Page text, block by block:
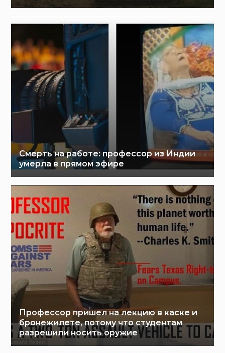
Смерть на работе: профессор из Индии
умерла в прямом эфире
Профессор пришел на лекцию в каске и
бронежилете, потому что студентам
разрешили носить оружие